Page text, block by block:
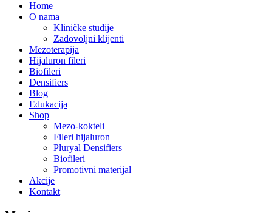
Home
O nama
Kliničke studije
Zadovoljni klijenti
Mezoterapija
Hijaluron fileri
Biofileri
Densifiers
Blog
Edukacija
Shop
Mezo-kokteli
Fileri hijaluron
Pluryal Densifiers
Biofileri
Promotivni materijal
Akcije
Kontakt